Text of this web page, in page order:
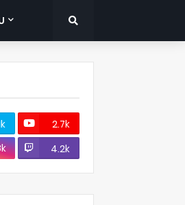
2.7k
4.2k